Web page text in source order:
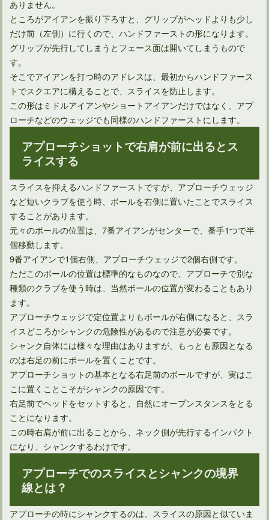
ドライバーの引っ掛けはシャフトの前に確認することがある
ユーティリティは打ち方によってボール位置を変えればOK！
ドライバーを構えたときの手首の角度は再現できる？
ありません。
ところがアイアンを振り下ろすと、グリップがヘッドよりも少し
だけ前（左側）に行くので、ハンドファーストの形になります。
グリップが先行してしまうとフェース面は開いてしまうもので
す。
そこでアイアンを打つ時のアドレスは、最初からハンドファース
トでスクエアに構えることで、スライスを防止します。
この形はミドルアイアンやショートアイアンだけではなく、アプ
ローチなどのウェッジでも同様のハンドファーストにします。
アプローチショットで右肩が前に出るとス
ライスする
スライスを抑えるハンドファーストですが、アプローチウェッジ
など短いクラブを使う時、ボールを右側に置いたことでスライス
することがあります。
元々のボールの位置は、7番アイアンがセンターで、番手1つで半
個移動します。
9番アイアンで1個右側、アプローチウェッジで2個右側です。
ただこのボールの位置は標準的なものなので、アプローチで別な
種類のクラブを使う時は、当然ボールの位置が変わることもあり
ます。
アプローチウェッジで定位置よりもボールが右側になると、スラ
イスどころかシャンクの危険性があるので注意が必要です。
シャンク自体には様々な理由はありますが、もっとも原因となる
のは右足の前にボールを置くことです。
アプローチショットの基本となる右足前のボールですが、実はこ
こに置くことこそがシャンクの原因です。
右足前でヘッドをセットすると、自然にオープンスタンスをとる
ことになります。
この時右肩が前に出ることから、ネック側が先行するインパクト
になり、シャンクするわけです。
アプローチでのスライスとシャンクの境界
線とは？
アプローチの時にシャンクするのは、スライスの原因と似ていま